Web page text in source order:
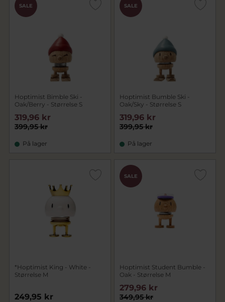
SALE
Hoptimist Bimble Ski -
Oak/Berry - Størrelse S
399,95 kr
319,96 kr
På lager
SALE
Hoptimist Bumble Ski -
Oak/Sky - Størrelse S
399,95 kr
319,96 kr
På lager
*Hoptimist King - White -
Størrelse M
249,95 kr
SALE
Hoptimist Student Bumble -
Oak - Størrelse M
349,95 kr
279,96 kr